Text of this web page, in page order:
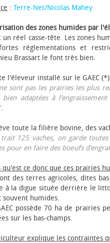
: Terre-Net/Nicolas Mahey
des zones humides par
un réel casse-tête. Les zones
réglementations et
Brassart le font très bien.
l'éleveur installé sur le GAEC
sont pas les prairies les plus
bien adaptées à
toute la filière bovine, des
trait 125 vaches, on garde
pour en faire des bœufs
qu'est ce donc que ces prairies
des terres agricoles, dites
à la digue située derrière le
souvent humides.
possède 70 ha de prairies
sur les bas-champs.
explique les contraintes